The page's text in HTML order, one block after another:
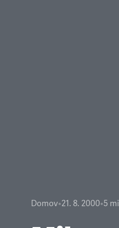
Domov•21. 8. 2000•5